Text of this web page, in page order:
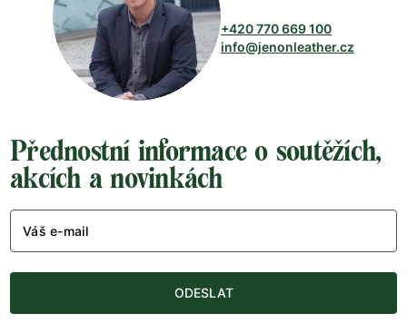
+420 770 669 100
info@jenonleather.cz
Přednostní informace o soutěžích,
akcích a novinkách
Váš e-mail
ODESLAT